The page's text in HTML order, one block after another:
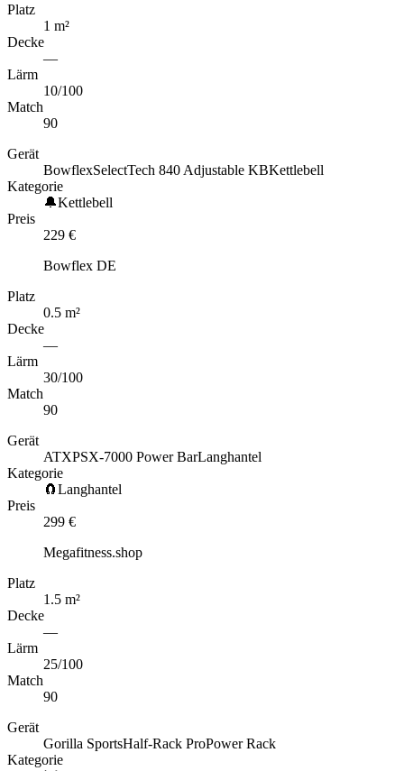
Platz
1 m²
Decke
—
Lärm
10/100
Match
90
Gerät
BowflexSelectTech 840 Adjustable KBKettlebell
Kategorie
🔔Kettlebell
Preis
229 €
Bowflex DE
Platz
0.5 m²
Decke
—
Lärm
30/100
Match
90
Gerät
ATXPSX-7000 Power BarLanghantel
Kategorie
🧲Langhantel
Preis
299 €
Megafitness.shop
Platz
1.5 m²
Decke
—
Lärm
25/100
Match
90
Gerät
Gorilla SportsHalf-Rack ProPower Rack
Kategorie